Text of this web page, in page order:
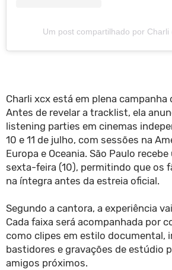
Um post compartilhado por Charli
Charli xcx está em plena campanha
Antes de revelar a tracklist, ela
listening parties em cinemas
10 e 11 de julho, com sessões na
Europa e Oceania. São Paulo
sexta-feira (10), permitindo que os
na íntegra antes da estreia oficial.
Segundo a cantora, a experiência
Cada faixa será acompanhada por
como clipes em estilo documental,
bastidores e gravações de estúdio
amigos próximos.